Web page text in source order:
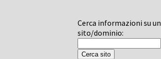
Cerca informazioni su un
sito/dominio: